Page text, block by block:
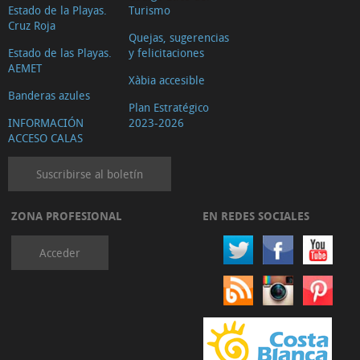
sanitarios
Transporte
público
de
copas
y
cervecerías
Herboristerías
Internet
Servicios
jurídicos
Estado de la Playas.
Cruz Roja
Estado de las Playas.
AEMET
Banderas azules
INFORMACIÓN
ACCESO CALAS
Turismo
Quejas, sugerencias
y felicitaciones
Xàbia accesible
Plan Estratégico
2023-2026
Suscribirse al boletín
ZONA PROFESIONAL
Acceder
EN REDES SOCIALES